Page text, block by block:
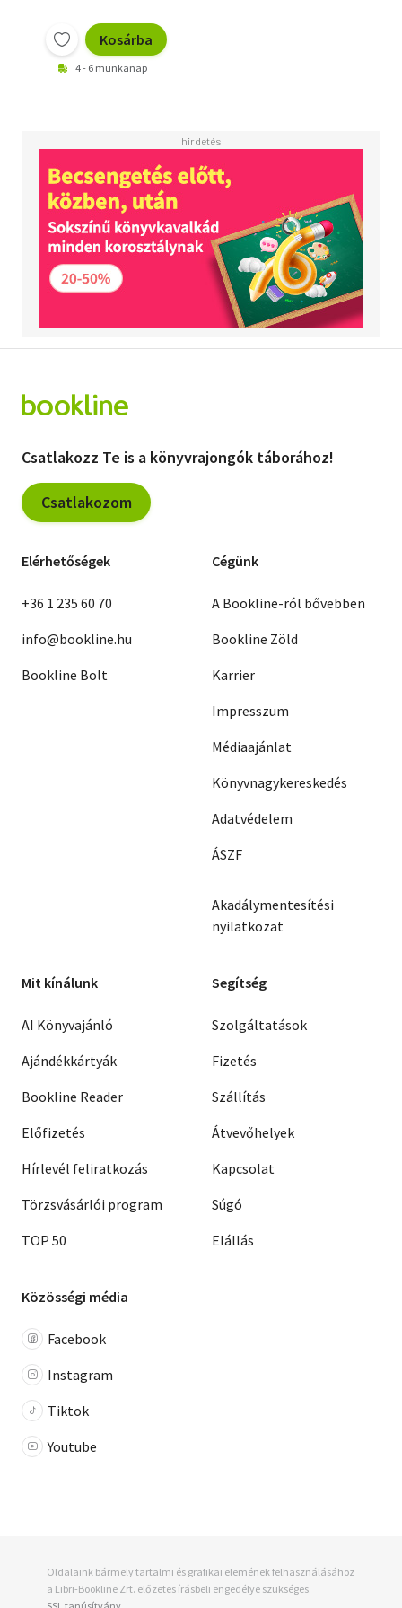
Kosárba
4 - 6 munkanap
Csatlakozz Te is a könyvrajongók táborához!
Csatlakozom
Elérhetőségek
+36 1 235 60 70
info@bookline.hu
Bookline Bolt
Cégünk
A Bookline-ról bővebben
Bookline Zöld
Karrier
Impresszum
Médiaajánlat
Könyvnagykereskedés
Adatvédelem
ÁSZF
Akadálymentesítési
nyilatkozat
Mit kínálunk
AI Könyvajánló
Ajándékkártyák
Bookline Reader
Előfizetés
Hírlevél feliratkozás
Törzsvásárlói program
TOP 50
Segítség
Szolgáltatások
Fizetés
Szállítás
Átvevőhelyek
Kapcsolat
Súgó
Elállás
Közösségi média
Facebook
Instagram
Tiktok
Youtube
Oldalaink bármely tartalmi és grafikai elemének felhasználásához
a Libri-Bookline Zrt. előzetes írásbeli engedélye szükséges.